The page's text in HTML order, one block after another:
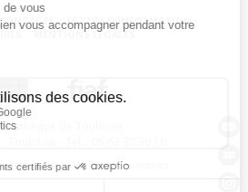
· LETTRE D'INFORMATION
· MENTIONS LÉGALES
de Toulouse
Toulouse © 2015. Tous droits réservés.